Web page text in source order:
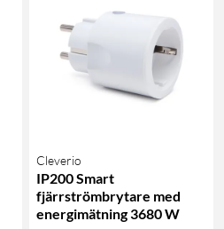
Cleverio
IP200 Smart
fjärrströmbrytare med
energimätning 3680 W